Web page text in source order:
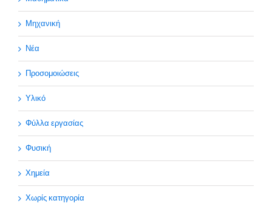
Μηχανική
Νέα
Προσομοιώσεις
Υλικό
Φύλλα εργασίας
Φυσική
Χημεία
Χωρίς κατηγορία